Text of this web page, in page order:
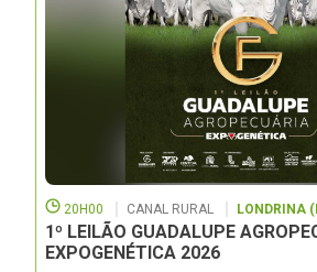
20H00 CANAL RURAL LONDRINA
1º LEILÃO GUADALUPE
EXPOGENÉTICA 2026